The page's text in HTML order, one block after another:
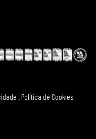
.Política de Cookies